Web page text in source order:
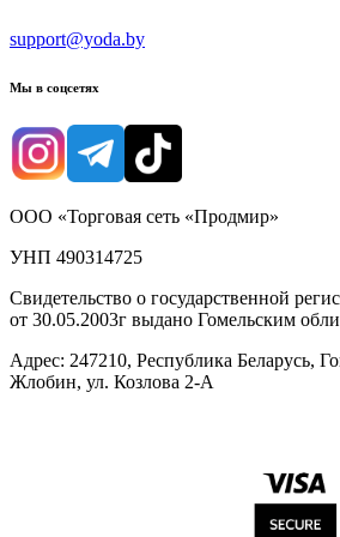
support@yoda.by
Мы в соцсетях
ООО «Торговая сеть «Продмир»
УНП 490314725
Свидетельство о государственной
от 30.05.2003г выдано Гомельским
Адрес: 247210, Республика Беларусь,
Жлобин, ул. Козлова 2-А